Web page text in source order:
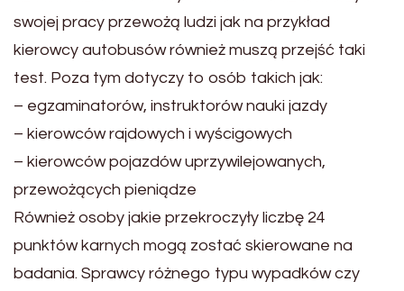
swojej pracy przewożą ludzi jak na przykład
kierowcy autobusów również muszą przejść taki
test. Poza tym dotyczy to osób takich jak:
– egzaminatorów, instruktorów nauki jazdy
– kierowców rajdowych i wyścigowych
– kierowców pojazdów uprzywilejowanych,
przewożących pieniądze
Również osoby jakie przekroczyły liczbę 24
punktów karnych mogą zostać skierowane na
badania. Sprawcy różnego typu wypadków czy